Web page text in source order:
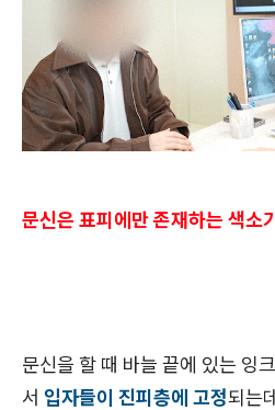
문신은 표피에만 존재하는 색소
문신을 할 때 바늘 끝에 있는 잉
서 입자들이 진피층에 고정되는